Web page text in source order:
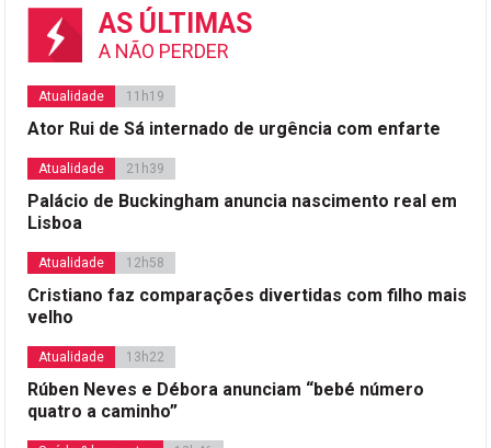
AS ÚLTIMAS
A NÃO PERDER
Atualidade 11h19
Ator Rui de Sá internado de urgência com enfarte
Atualidade 21h39
Palácio de Buckingham anuncia nascimento real em
Lisboa
Atualidade 12h58
Cristiano faz comparações divertidas com filho mais
velho
Atualidade 13h22
Rúben Neves e Débora anunciam “bebé número
quatro a caminho”